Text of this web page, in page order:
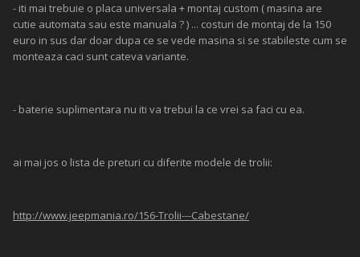
- iti mai trebuie o placa universala + montaj custom ( masina are
cutie automata sau este manuala ? ) ... costuri de montaj de la 150
euro in sus dar doar dupa ce se vede masina si se stabileste cum se
monteaza caci sunt cateva variante.
- baterie suplimentara nu iti va trebui la ce vrei sa faci cu ea.
ai mai jos o lista de preturi cu diferite modele de trolii:
http://www.jeepmania.ro/156-Trolii---Cabestane/